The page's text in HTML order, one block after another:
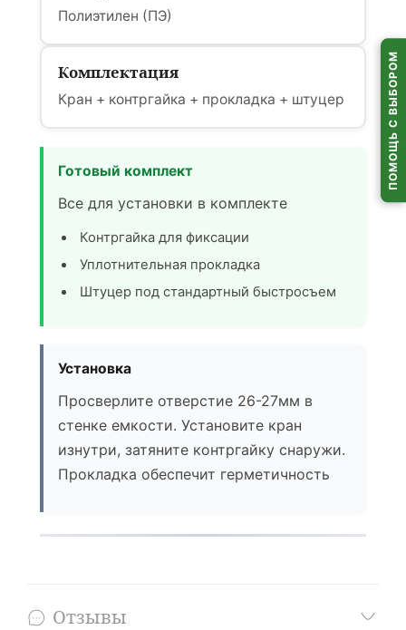
Полиэтилен (ПЭ)
Комплектация
Кран + контргайка + прокладка + штуцер
Готовый комплект
Все для установки в комплекте
Контргайка для фиксации
Уплотнительная прокладка
Штуцер под стандартный быстросъем
Установка
Просверлите отверстие 26-27мм в
стенке емкости. Установите кран
изнутри, затяните контргайку снаружи.
Прокладка обеспечит герметичность
Отзывы
ПОМОЩЬ С ВЫБОРОМ